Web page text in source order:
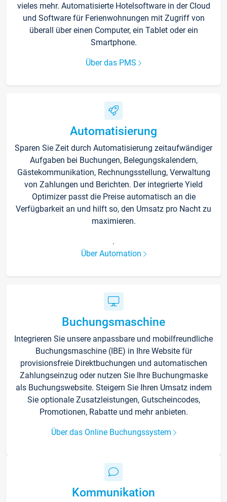
vieles mehr. Automatisierte Hotelsoftware in der Cloud
und Software für Ferienwohnungen mit Zugriff von
überall über einen Computer, ein Tablet oder ein
Smartphone.
Über das PMS
Automatisierung
Sparen Sie Zeit durch Automatisierung zeitaufwändiger
Aufgaben bei Buchungen, Belegungskalendern,
Gästekommunikation, Rechnungsstellung, Verwaltung
von Zahlungen und Berichten. Der integrierte Yield
Optimizer passt die Preise automatisch an die
Verfügbarkeit an und hilft so, den Umsatz pro Nacht zu
maximieren.
.
Über Automation
Buchungsmaschine
Integrieren Sie unsere anpassbare und mobilfreundliche
Buchungsmaschine (IBE) in Ihre Website für
provisionsfreie Direktbuchungen und automatischen
Zahlungseinzug oder nutzen Sie Ihre Buchungmaske
als Buchungswebsite. Steigern Sie Ihren Umsatz indem
Sie optionale Zusatzleistungen, Gutscheincodes,
Promotionen, Rabatte und mehr anbieten.
Über das Online Buchungssystem
Kommunikation